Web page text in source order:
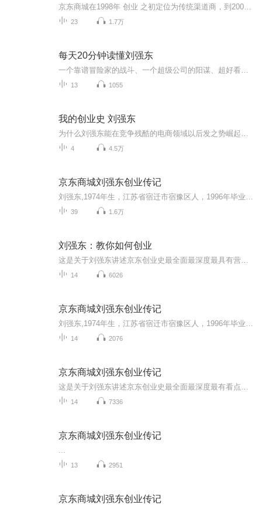
23 1.7万
每天20分钟读懂刘强东
13 1055
我的创业史 刘强东
4 4.5万
京东商城刘强东创业传记
39 1.6万
刘强东：教你如何创业
14 6026
京东商城刘强东创业传记
14 2076
京东商城刘强东创业传记
14 7336
京东商城刘强东创业传记
13 2951
京东商城刘强东创业传记